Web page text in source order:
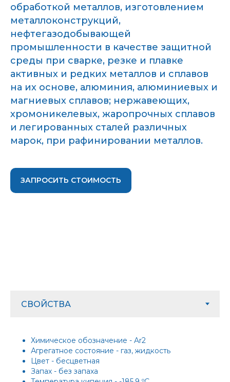
обработкой металлов, изготовлением
металлоконструкций,
нефтегазодобывающей
промышленности в качестве защитной
среды при сварке, резке и плавке
активных и редких металлов и сплавов
на их основе, алюминия, алюминиевых и
магниевых сплавов; нержавеющих,
хромоникелевых, жаропрочных сплавов
и легированных сталей различных
марок, при рафинировании металлов.
ЗАПРОСИТЬ СТОИМОСТЬ
Химическое обозначение - Ar2
Агрегатное состояние - газ, жидкость
Цвет - бесцветная
Запах - без запаха